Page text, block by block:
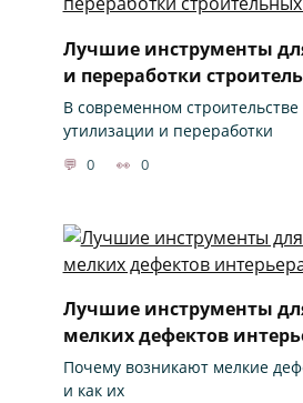
Лучшие инструменты
и переработки
В современном
утилизации и переработки
0 0
Лучшие инструменты
мелких дефектов
Почему возникают мелкие
и как их